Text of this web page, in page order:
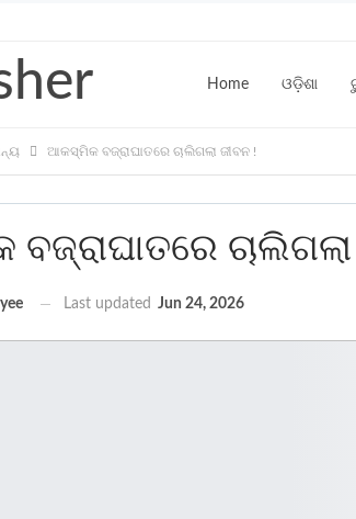
Home ଓଡ଼ିଶା
ଆକସ୍ମିକ ବଜ୍ରାଘାତରେ ଚାଲିଗଲା ଜୀବନ !
ଚାଲିଗଲା
Last updated Jun 24, 2026